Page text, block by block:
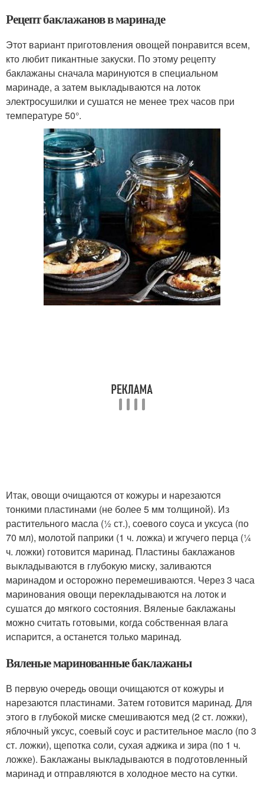
Рецепт баклажанов в маринаде
Этот вариант приготовления овощей понравится всем,
кто любит пикантные закуски. По этому рецепту
баклажаны сначала маринуются в специальном
маринаде, а затем выкладываются на лоток
электросушилки и сушатся не менее трех часов при
температуре 50°.
Итак, овощи очищаются от кожуры и нарезаются
тонкими пластинами (не более 5 мм толщиной). Из
растительного масла (½ ст.), соевого соуса и уксуса (по
70 мл), молотой паприки (1 ч. ложка) и жгучего перца (¼
ч. ложки) готовится маринад. Пластины баклажанов
выкладываются в глубокую миску, заливаются
маринадом и осторожно перемешиваются. Через 3 часа
маринования овощи перекладываются на лоток и
сушатся до мягкого состояния. Вяленые баклажаны
можно считать готовыми, когда собственная влага
испарится, а останется только маринад.
Вяленые маринованные баклажаны
В первую очередь овощи очищаются от кожуры и
нарезаются пластинами. Затем готовится маринад. Для
этого в глубокой миске смешиваются мед (2 ст. ложки),
яблочный уксус, соевый соус и растительное масло (по 3
ст. ложки), щепотка соли, сухая аджика и зира (по 1 ч.
ложке). Баклажаны выкладываются в подготовленный
маринад и отправляются в холодное место на сутки.